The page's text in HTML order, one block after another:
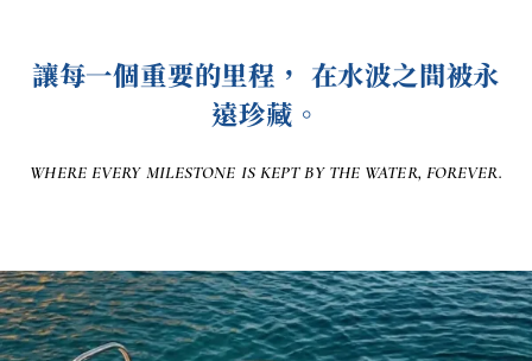
讓每一個重要的里程， 在水波之間被永
遠珍藏。
WHERE EVERY MILESTONE IS KEPT BY THE WATER, FOREVER.